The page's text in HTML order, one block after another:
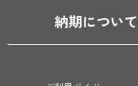
納期について